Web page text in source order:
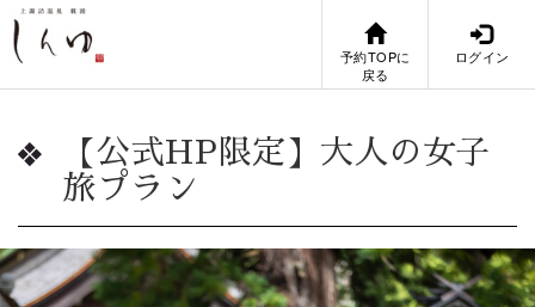
予約TOPに
戻る
ログイン
【公式HP限定】大人の女子
旅プラン